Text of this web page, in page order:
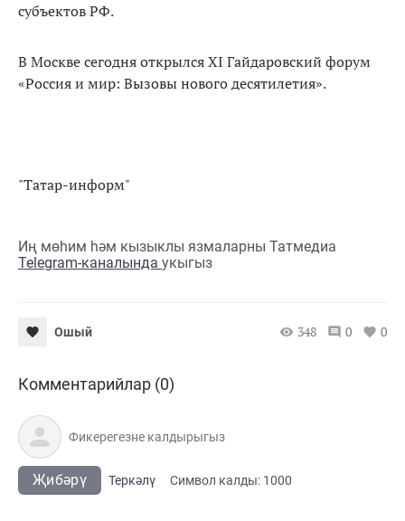
субъектов РФ.
В Москве сегодня открылся XI Гайдаровский форум
«Россия и мир: Вызовы нового десятилетия».
"Татар-информ"
Иң мөһим һәм кызыклы язмаларны Татмедиа
Telegram-каналында укыгыз
Ошый 348 0 0
Комментарийлар (0)
Җибәрү Теркәлү Cимвол калды: 1000